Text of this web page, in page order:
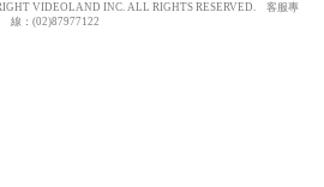
VIDEOLAND INC. ALL RIGHTS RESERVED. 客服專
線：(02)87977122